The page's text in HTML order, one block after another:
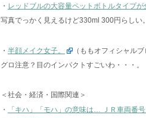
・ レッドブルの大容量ペットボトルタイプ
写真でっかく見えるけど330ml 300円らしい。
・ 半顔メイク女子。
（ももオフィシャルブ
グロ注意？目のインパクトすごいわ・・・。
＜社会・経済・国際関連＞
・
「キハ」「モハ」の意味は… ＪＲ車両番号